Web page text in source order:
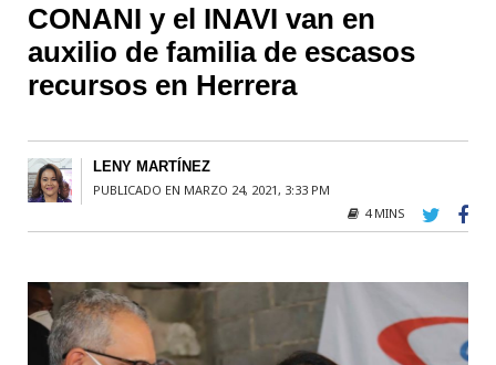
CONANI y el INAVI van en
auxilio de familia de escasos
recursos en Herrera
LENY MARTÍNEZ
PUBLICADO EN MARZO 24, 2021, 3:33 PM
4 MINS